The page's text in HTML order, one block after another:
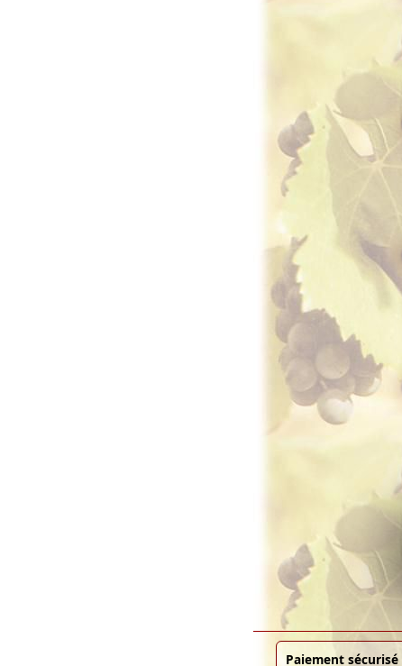
Paiement sécurisé